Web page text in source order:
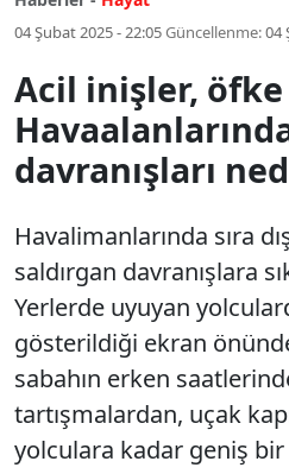
04 Şubat 2025 - 22:05Güncellenme:04
Acil inişler,
davranışları
Havalimanlarında sıra
saldırgan davranışlara
Yerlerde uyuyan
gösterildiği ekran
sabahın erken
tartışmalardan, uçak
yolculara kadar geniş